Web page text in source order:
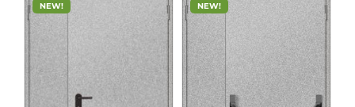
NEW! NEW!